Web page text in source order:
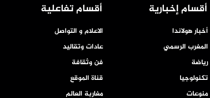
أقسام إخبارية
أخبار هولاندا
المغرب الرسمي
رياضة
تكنولوجيا
منوعات
أقسام تفاعلية
الاعلام و التواصل
عادات وتقاليد
فن وثقافة
قناة الموقع
مغاربة العالم